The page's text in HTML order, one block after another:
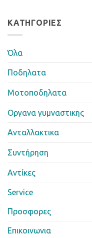
ΚΑΤΗΓΟΡΊΕΣ
Όλα
Ποδηλατα
Μοτοποδηλατα
Οργανα γυμναστικης
Ανταλλακτικα
Συντήρηση
Αντίκες
Service
Προσφορες
Επικοινωνια